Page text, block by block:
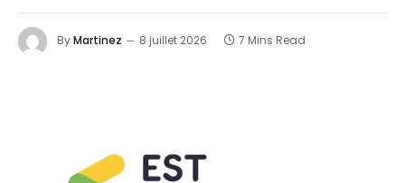
ByMartinez 8 juillet 2026 7 Mins Read